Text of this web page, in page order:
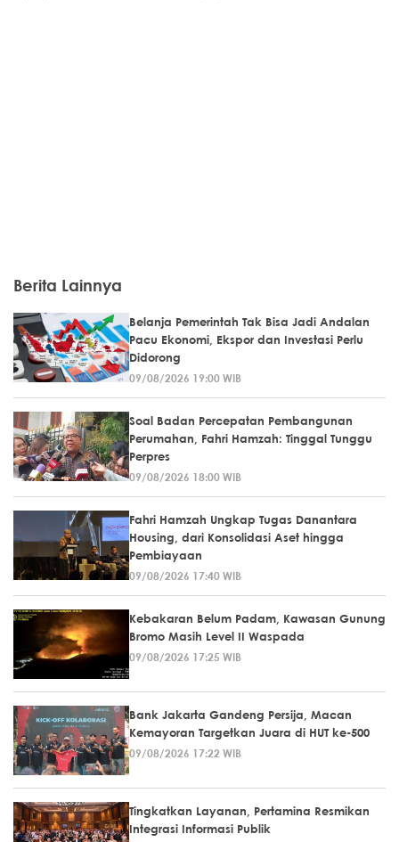
Berita Lainnya
Belanja Pemerintah Tak Bisa Jadi Andalan
Pacu Ekonomi, Ekspor dan Investasi Perlu
Didorong
09/08/2026 19:00 WIB
Soal Badan Percepatan Pembangunan
Perumahan, Fahri Hamzah: Tinggal Tunggu
Perpres
09/08/2026 18:00 WIB
Fahri Hamzah Ungkap Tugas Danantara
Housing, dari Konsolidasi Aset hingga
Pembiayaan
09/08/2026 17:40 WIB
Kebakaran Belum Padam, Kawasan Gunung
Bromo Masih Level II Waspada
09/08/2026 17:25 WIB
Bank Jakarta Gandeng Persija, Macan
Kemayoran Targetkan Juara di HUT ke-500
09/08/2026 17:22 WIB
Tingkatkan Layanan, Pertamina Resmikan
Integrasi Informasi Publik